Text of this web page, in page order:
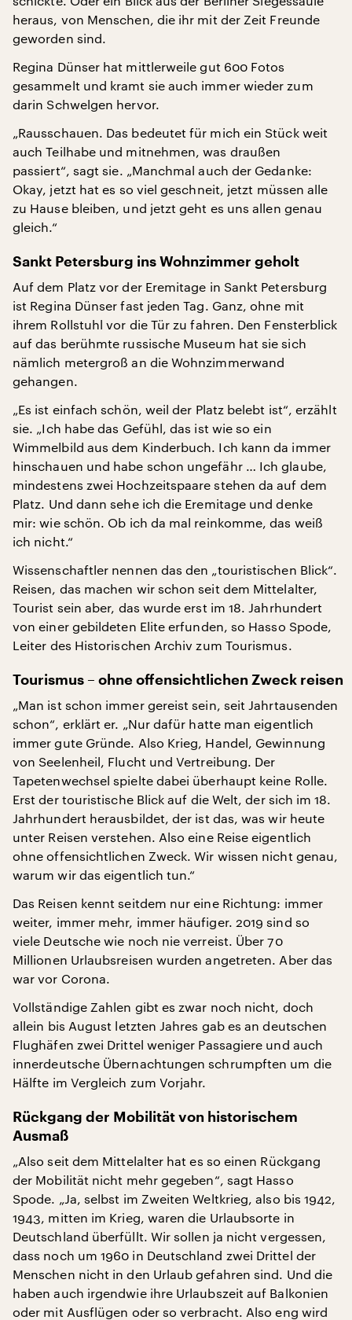
heraus, von Menschen, die ihr mit der Zeit Freunde
geworden sind.
Regina Dünser hat mittlerweile gut 600 Fotos
gesammelt und kramt sie auch immer wieder zum
darin Schwelgen hervor.
„Rausschauen. Das bedeutet für mich ein Stück weit
auch Teilhabe und mitnehmen, was draußen
passiert“, sagt sie. „Manchmal auch der Gedanke:
Okay, jetzt hat es so viel geschneit, jetzt müssen alle
zu Hause bleiben, und jetzt geht es uns allen genau
gleich.“
Sankt Petersburg ins Wohnzimmer geholt
Auf dem Platz vor der Eremitage in Sankt Petersburg
ist Regina Dünser fast jeden Tag. Ganz, ohne mit
ihrem Rollstuhl vor die Tür zu fahren. Den Fensterblick
auf das berühmte russische Museum hat sie sich
nämlich metergroß an die Wohnzimmerwand
gehangen.
„Es ist einfach schön, weil der Platz belebt ist“, erzählt
sie. „Ich habe das Gefühl, das ist wie so ein
Wimmelbild aus dem Kinderbuch. Ich kann da immer
hinschauen und habe schon ungefähr … Ich glaube,
mindestens zwei Hochzeitspaare stehen da auf dem
Platz. Und dann sehe ich die Eremitage und denke
mir: wie schön. Ob ich da mal reinkomme, das weiß
ich nicht.“
Wissenschaftler nennen das den „touristischen Blick“.
Reisen, das machen wir schon seit dem Mittelalter,
Tourist sein aber, das wurde erst im 18. Jahrhundert
von einer gebildeten Elite erfunden, so Hasso Spode,
Leiter des Historischen Archiv zum Tourismus.
Tourismus – ohne offensichtlichen Zweck reisen
„Man ist schon immer gereist sein, seit Jahrtausenden
schon“, erklärt er. „Nur dafür hatte man eigentlich
immer gute Gründe. Also Krieg, Handel, Gewinnung
von Seelenheil, Flucht und Vertreibung. Der
Tapetenwechsel spielte dabei überhaupt keine Rolle.
Erst der touristische Blick auf die Welt, der sich im 18.
Jahrhundert herausbildet, der ist das, was wir heute
unter Reisen verstehen. Also eine Reise eigentlich
ohne offensichtlichen Zweck. Wir wissen nicht genau,
warum wir das eigentlich tun.“
Das Reisen kennt seitdem nur eine Richtung: immer
weiter, immer mehr, immer häufiger. 2019 sind so
viele Deutsche wie noch nie verreist. Über 70
Millionen Urlaubsreisen wurden angetreten. Aber das
war vor Corona.
Vollständige Zahlen gibt es zwar noch nicht, doch
allein bis August letzten Jahres gab es an deutschen
Flughäfen zwei Drittel weniger Passagiere und auch
innerdeutsche Übernachtungen schrumpften um die
Hälfte im Vergleich zum Vorjahr.
Rückgang der Mobilität von historischem
Ausmaß
„Also seit dem Mittelalter hat es so einen Rückgang
der Mobilität nicht mehr gegeben“, sagt Hasso
Spode. „Ja, selbst im Zweiten Weltkrieg, also bis 1942,
1943, mitten im Krieg, waren die Urlaubsorte in
Deutschland überfüllt. Wir sollen ja nicht vergessen,
dass noch um 1960 in Deutschland zwei Drittel der
Menschen nicht in den Urlaub gefahren sind. Und die
haben auch irgendwie ihre Urlaubszeit auf Balkonien
oder mit Ausflügen oder so verbracht. Also eng wird